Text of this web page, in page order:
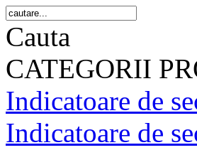
Cauta
CATEGORII
Indicatoare de
Indicatoare de